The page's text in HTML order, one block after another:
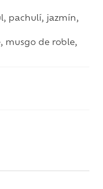
pachulí, jazmín,
musgo de roble,